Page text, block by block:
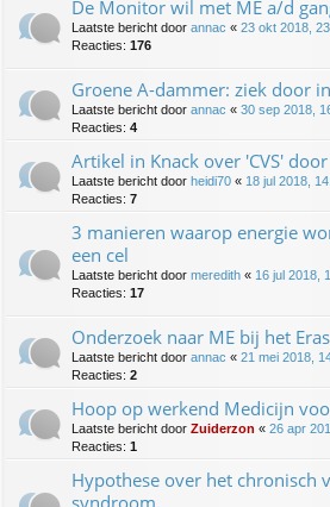
De Monitor wil met ME a/d
Laatste bericht door annac « 23 okt 2018,
Reacties: 176
Groene A-dammer: ziek door
Laatste bericht door annac « 30 sep 2018,
Reacties: 4
Artikel in Knack over 'CVS'
Laatste bericht door heidi70 « 18 jul 2018,
Reacties: 7
3 manieren waarop energie
een cel
Laatste bericht door meredith « 16 jul 2018,
Reacties: 17
Onderzoek naar ME bij het
Laatste bericht door annac « 21 mei 2018,
Reacties: 2
Hoop op werkend Medicijn
Laatste bericht door Zuiderzon « 26 apr
Reacties: 1
Hypothese over het chronisch
syndroom.